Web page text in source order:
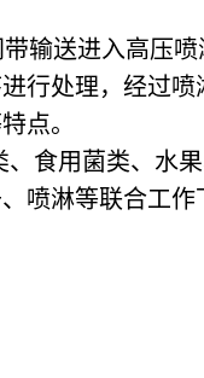
输送进入高压
行处理，经过
点。
食用菌类、水
喷淋等联合工